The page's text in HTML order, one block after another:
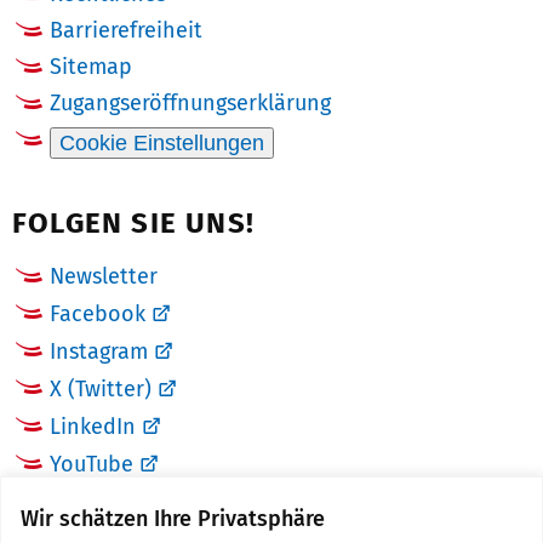
Wir schätzen Ihre Privatsphäre
Barrierefreiheit
Sitemap
Zugangseröffnungserklärung
Cookie Einstellungen
FOLGEN SIE UNS!
Newsletter
Facebook
Instagram
X (Twitter)
LinkedIn
YouTube